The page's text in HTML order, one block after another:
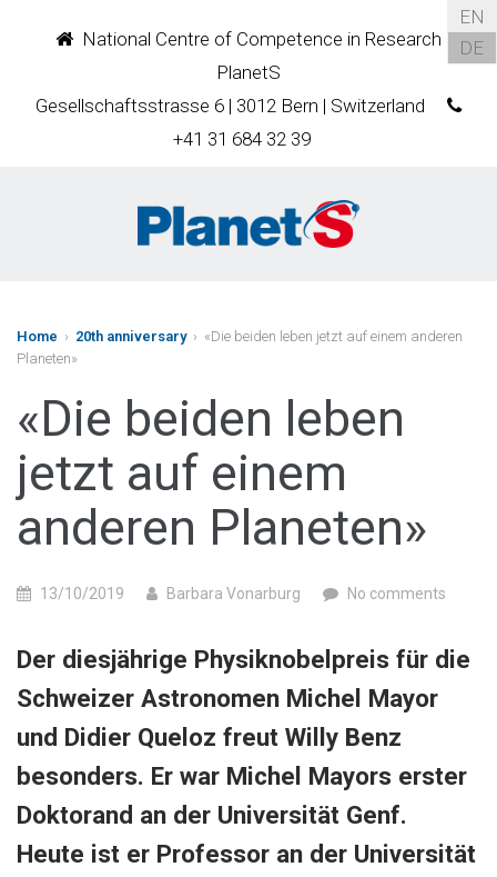
National Centre of Competence in Research
PlanetS
Gesellschaftsstrasse 6 | 3012 Bern | Switzerland
+41 31 684 32 39
EN
DE
Home › 20th anniversary› «Die beiden leben jetzt auf einem anderen
Planeten»
«Die beiden leben
jetzt auf einem
anderen Planeten»
13/10/2019 Barbara Vonarburg No comments
Der diesjährige Physiknobelpreis für die
Schweizer Astronomen Michel Mayor
und Didier Queloz freut Willy Benz
besonders. Er war Michel Mayors erster
Doktorand an der Universität Genf.
Heute ist er Professor an der Universität